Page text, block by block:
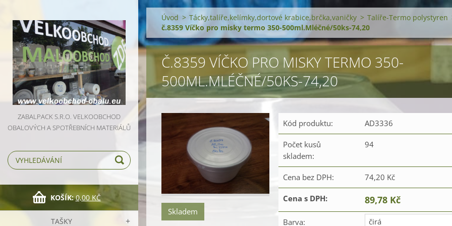
ZABALPACK S.R.O. VELKOOBCHOD
OBALOVÝCH A SPOTŘEBNÍCH MATERIÁLŮ
KOŠÍK: 0,00 KČ
TAŠKY
Úvod > Tácky,talíře,kelímky,dortové krabice,brčka,vaničky > Talíře-Termo polystyren
č.8359 Víčko pro misky termo 350-500ml.Mléčné/50ks-74,20
Č.8359 VÍČKO PRO MISKY TERMO 350-
500ML.MLÉČNÉ/50KS-74,20
Skladem
Kód produktu: AD3336
Počet kusů
skladem:
94
Cena bez DPH: 74,20 Kč
Cena s DPH: 89,78 Kč
Barva: čirá